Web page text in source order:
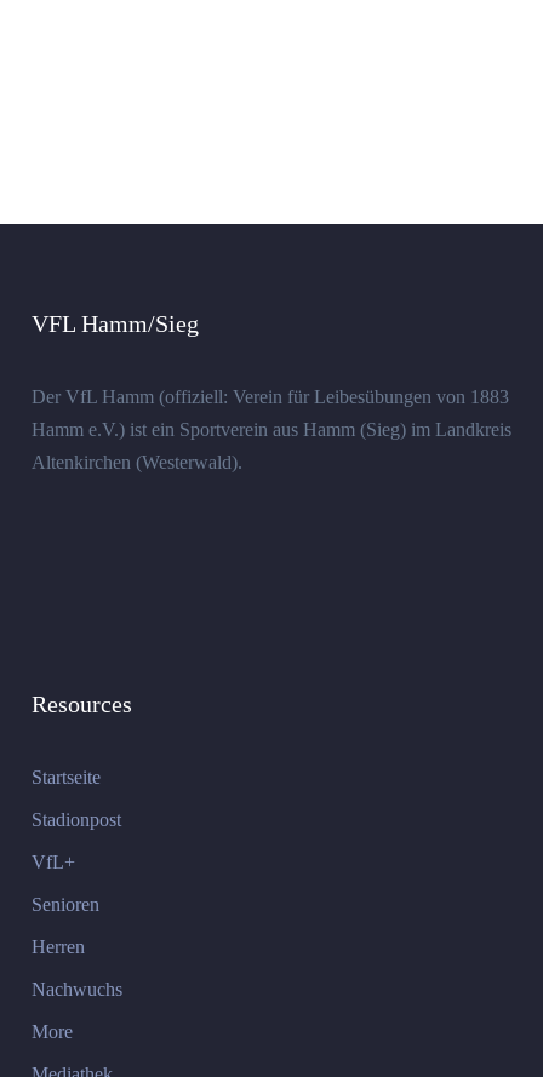
VFL Hamm/Sieg
Der VfL Hamm (offiziell: Verein für Leibesübungen von 1883
Hamm e.V.) ist ein Sportverein aus Hamm (Sieg) im Landkreis
Altenkirchen (Westerwald).
Resources
Startseite
Stadionpost
VfL+
Senioren
Herren
Nachwuchs
More